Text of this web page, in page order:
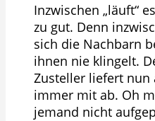
Inzwischen „läuft“
zu gut. Denn
sich die Nachbarn
ihnen nie klingelt.
Zusteller liefert nun
immer mit ab. Oh
jemand nicht